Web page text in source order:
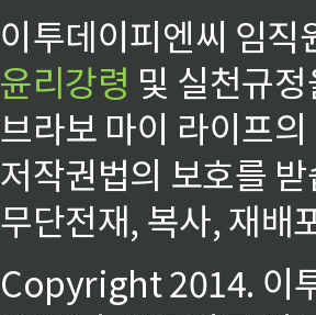
이투데이피엔씨 임
윤리강령 및 실천규
브라보 마이 라이프
저작권법의 보호를
무단전재, 복사, 재배
Copyright 2014. 이